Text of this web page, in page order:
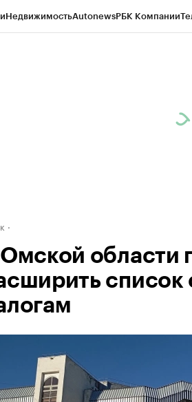
НедвижимостьAutonewsРБК Компании
Омской области
список